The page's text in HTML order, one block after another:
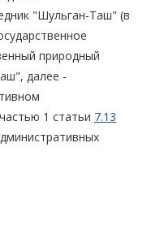
"Шульган-Таш" (в
природный
далее -
1 статьи 7.13